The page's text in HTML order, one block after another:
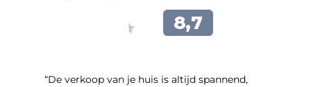
“​De verkoop van je huis is altijd spannend,